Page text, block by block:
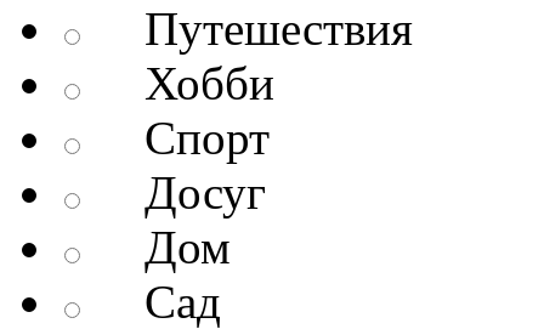
Путешествия
Хобби
Спорт
Досуг
Дом
Сад